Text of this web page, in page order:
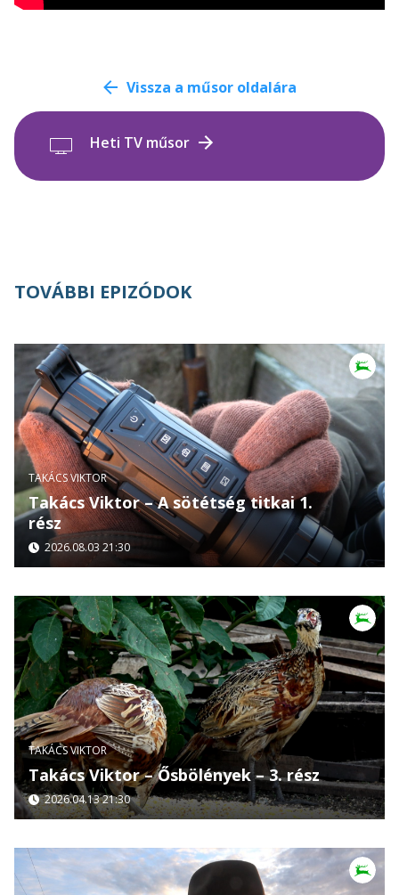
Vissza a műsor oldalára
Heti TV műsor
TOVÁBBI EPIZÓDOK
TAKÁCS VIKTOR
Takács Viktor – A sötétség titkai 1.
rész
2026.08.03 21:30
TAKÁCS VIKTOR
Takács Viktor – Ősbölények – 3. rész
2026.04.13 21:30